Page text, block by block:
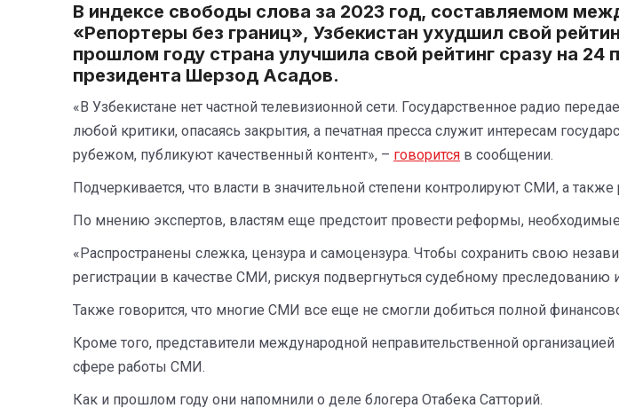
В индексе свободы слова за 2023 год, составляемом
«Репортеры без границ», Узбекистан ухудшил свой
прошлом году страна улучшила свой рейтинг сразу на
президента Шерзод Асадов.
«В Узбекистане нет частной телевизионной сети. Государственное радио
любой критики, опасаясь закрытия, а печатная пресса служит интересам
рубежом, публикуют качественный контент», – говорится в сообщении.
Подчеркивается, что власти в значительной степени контролируют СМИ, а
По мнению экспертов, властям еще предстоит провести реформы,
«Распространены слежка, цензура и самоцензура. Чтобы сохранить свою
регистрации в качестве СМИ, рискуя подвергнуться судебному
Также говорится, что многие СМИ все еще не смогли добиться полной
Кроме того, представители международной неправительственной
сфере работы СМИ.
Как и прошлом году они напомнили о деле блогера Отабека Сатторий.